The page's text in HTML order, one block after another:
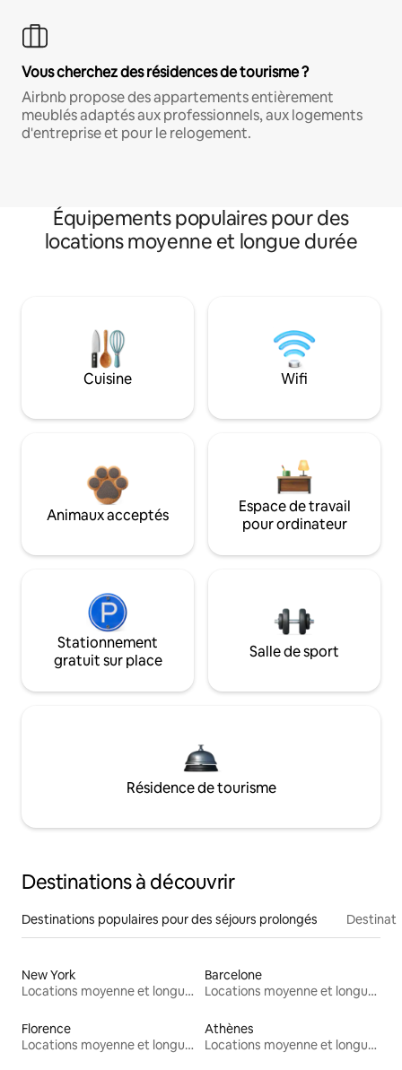
Vous cherchez des résidences de tourisme ?
Airbnb propose des appartements entièrement
meublés adaptés aux professionnels, aux logements
d'entreprise et pour le relogement.
Équipements populaires pour des
locations moyenne et longue durée
Cuisine Wifi
Animaux acceptés
Espace de travail
pour ordinateur
Stationnement
gratuit sur place
Salle de sport
Résidence de tourisme
Destinations à découvrir
Destinations populaires pour des séjours prolongés
New York
Locations moyenne et longue durée
Barcelone
Locations moyenne et longue durée
Florence
Locations moyenne et longue durée
Athènes
Locations moyenne et longue durée